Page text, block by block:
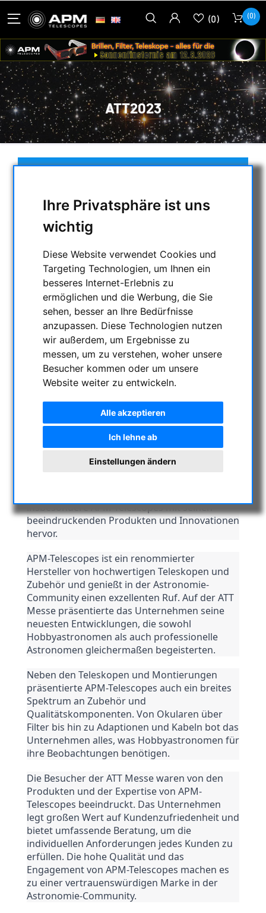
Ihre Privatsphäre ist uns
wichtig
Diese Website verwendet Cookies und
Targeting Technologien, um Ihnen ein
besseres Internet-Erlebnis zu
ermöglichen und die Werbung, die Sie
sehen, besser an Ihre Bedürfnisse
anzupassen. Diese Technologien nutzen
wir außerdem, um Ergebnisse zu
messen, um zu verstehen, woher unsere
Besucher kommen oder um unsere
Website weiter zu entwickeln.
Alle akzeptieren
Ich lehne ab
Einstellungen ändern
(0) (0)
ATT2023
2025
2024
2023
2022
Die ATT Messe in Essen ist eine der wichtigsten
insbesondere APM-Telescopes mit seinen
beeindruckenden Produkten und Innovationen
hervor.
APM-Telescopes ist ein renommierter
Hersteller von hochwertigen Teleskopen und
Zubehör und genießt in der Astronomie-
Community einen exzellenten Ruf. Auf der ATT
Messe präsentierte das Unternehmen seine
neuesten Entwicklungen, die sowohl
Hobbyastronomen als auch professionelle
Astronomen gleichermaßen begeisterten.
Neben den Teleskopen und Montierungen
präsentierte APM-Telescopes auch ein breites
Spektrum an Zubehör und
Qualitätskomponenten. Von Okularen über
Filter bis hin zu Adaptionen und Kabeln bot das
Unternehmen alles, was Hobbyastronomen für
ihre Beobachtungen benötigen.
Die Besucher der ATT Messe waren von den
Produkten und der Expertise von APM-
Telescopes beeindruckt. Das Unternehmen
legt großen Wert auf Kundenzufriedenheit und
bietet umfassende Beratung, um die
individuellen Anforderungen jedes Kunden zu
erfüllen. Die hohe Qualität und das
Engagement von APM-Telescopes machen es
zu einer vertrauenswürdigen Marke in der
Astronomie-Community.